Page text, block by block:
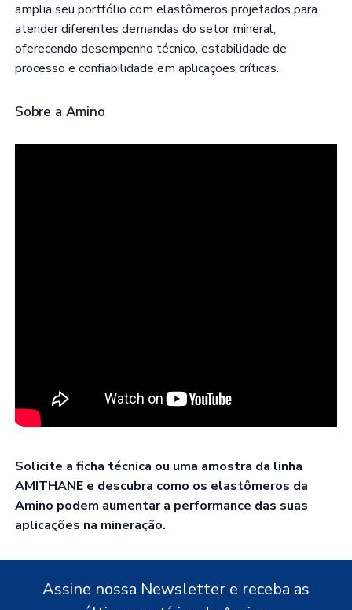
amplia seu portfólio com elastômeros projetados para
atender diferentes demandas do setor mineral,
oferecendo desempenho técnico, estabilidade de
processo e confiabilidade em aplicações críticas.
Sobre a Amino
Solicite a ficha técnica ou uma amostra da linha
AMITHANE e descubra como os elastômeros da
Amino podem aumentar a performance das suas
aplicações na mineração.
Assine nossa Newsletter e receba as